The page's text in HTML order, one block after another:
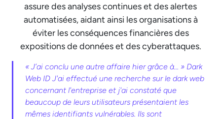
assure des analyses continues et des alertes
automatisées, aidant ainsi les organisations à
éviter les conséquences financières des
expositions de données et des cyberattaques.
« J’ai conclu une autre affaire hier grâce à… » Dark
Web ID J'ai effectué une recherche sur le dark web
concernant l'entreprise et j'ai constaté que
beaucoup de leurs utilisateurs présentaient les
mêmes identifiants vulnérables. Ils sont